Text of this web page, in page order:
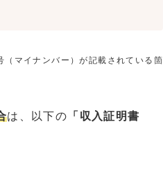
マイナンバー）が記載されている箇
は、以下の 「収入証明書